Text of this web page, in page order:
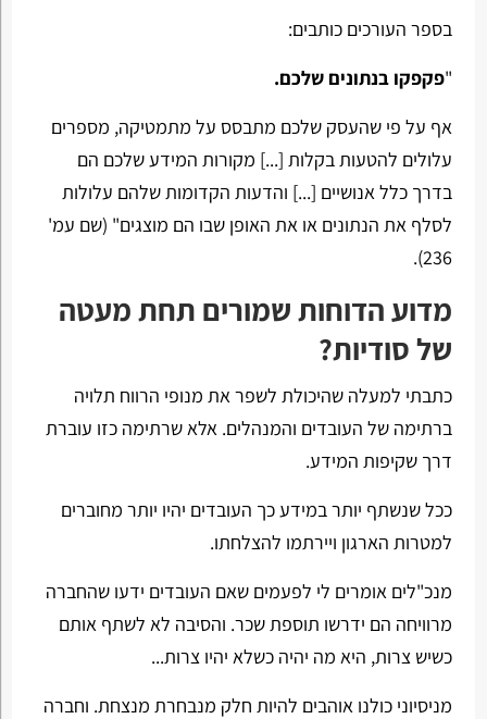
בספר העורכים כותבים:
"פקפקו בנתונים שלכם.
אף על פי שהעסק שלכם מתבסס על מתמטיקה, מספרים
עלולים להטעות בקלות [...] מקורות המידע שלכם הם
בדרך כלל אנושיים [...] והדעות הקדומות שלהם עלולות
לסלף את הנתונים או את האופן שבו הם מוצגים" (שם עמ'
236).
מדוע הדוחות שמורים תחת מעטה
של סודיות?
כתבתי למעלה שהיכולת לשפר את מנופי הרווח תלויה
ברתימה של העובדים והמנהלים. אלא שרתימה כזו עוברת
דרך שקיפות המידע.
ככל שנשתף יותר במידע כך העובדים יהיו יותר מחוברים
למטרות הארגון ויירתמו להצלחתו.
מנכ"לים אומרים לי לפעמים שאם העובדים ידעו שהחברה
מרוויחה הם ידרשו תוספת שכר. והסיבה לא לשתף אותם
כשיש צרות, היא מה יהיה כשלא יהיו צרות...
מניסיוני כולנו אוהבים להיות חלק מנבחרת מנצחת. וחברה